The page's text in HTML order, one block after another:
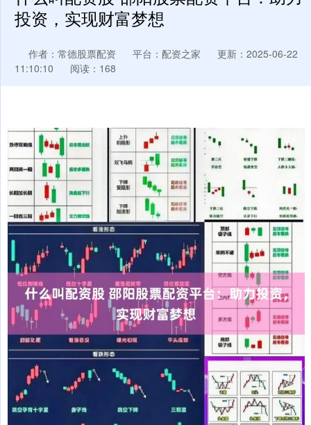
投资，实现财富梦想
作者：常德股票配资 平台：配资之家
更新：2025-06-22
11:10:10
阅读：168